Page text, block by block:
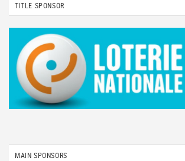
TITLE SPONSOR
MAIN SPONSORS